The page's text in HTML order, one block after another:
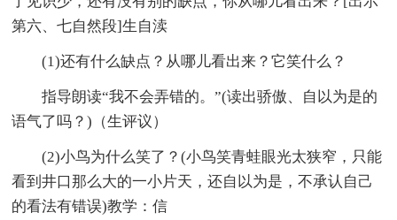
第六、七自然段]生自渎
(1)还有什么缺点？从哪儿看出来？它笑什么？
指导朗读“我不会弄错的。”(读出骄傲、自以为是的
语气了吗？)（生评议）
(2)小鸟为什么笑了？(小鸟笑青蛙眼光太狭窄，只能
看到井口那么大的一小片天，还自以为是，不承认自己
的看法有错误)教学：信